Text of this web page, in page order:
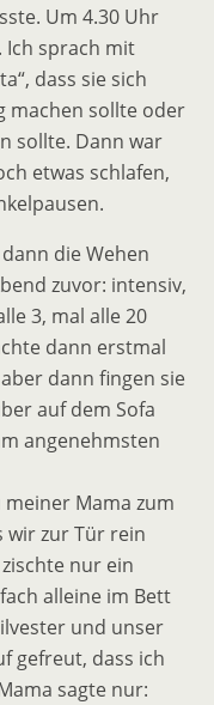
Um 4.30 Uhr
Ich sprach mit
dass sie sich
machen sollte oder
sollte. Dann war
etwas schlafen,
die Wehen
zuvor: intensiv,
3, mal alle 20
dann erstmal
dann fingen sie
auf dem Sofa
angenehmsten
Mama zum
wir zur Tür rein
nur ein
alleine im Bett
und unser
gefreut, dass ich
sagte nur: